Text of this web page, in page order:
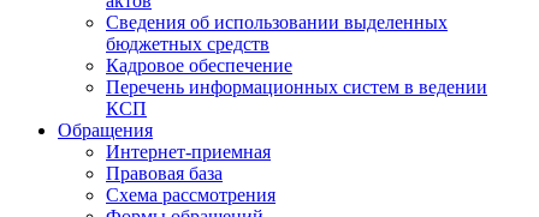
Сведения об использовании выделенных
бюджетных средств
Кадровое обеспечение
Перечень информационных систем в ведении
КСП
Обращения
Интернет-приемная
Правовая база
Схема рассмотрения